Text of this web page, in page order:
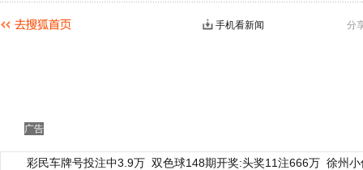
分
手机看新闻
广告
彩民车牌号投注中3.9万 双色球148期开奖:头奖11注666万 徐州